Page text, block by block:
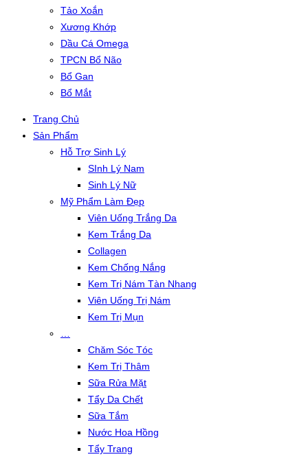
Tảo Xoắn
Xương Khớp
Dầu Cá Omega
TPCN Bổ Não
Bổ Gan
Bổ Mắt
Trang Chủ
Sản Phẩm
Hỗ Trợ Sinh Lý
SInh Lý Nam
Sinh Lý Nữ
Mỹ Phẩm Làm Đẹp
Viên Uống Trắng Da
Kem Trắng Da
Collagen
Kem Chống Nắng
Kem Trị Nám Tàn Nhang
Viên Uống Trị Nám
Kem Trị Mụn
Chăm Sóc Tóc
Kem Trị Thâm
Sữa Rửa Mặt
Tẩy Da Chết
Sữa Tắm
Nước Hoa Hồng
Tẩy Trang